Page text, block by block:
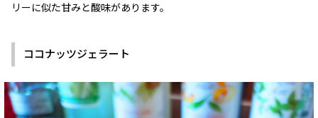
リーに似た甘みと酸味があります。
ココナッツジェラート